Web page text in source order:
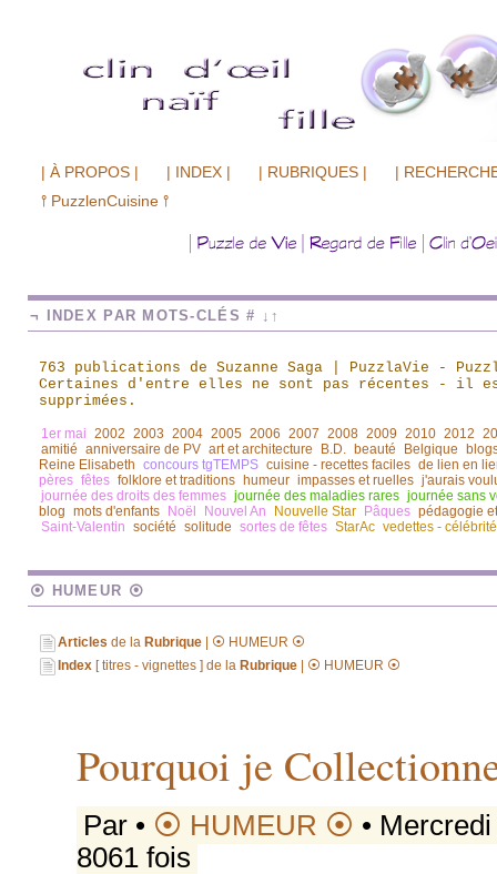
| À PROPOS | | INDEX | | RUBRIQUES |
|
⫯ PuzzlenCuisine ⫯
¬ INDEX PAR MOTS-CLÉS # ↓↑
763 publications de Suzanne Saga | PuzzlaVie -
Certaines d'entre elles ne sont pas récentes
-
il
supprimées.
1er mai 2002 2003 2004 2005 2006 2007 2008 2009 2010 2012
amitié anniversaire de PV art et architecture B.D. beauté Belgique
Reine Elisabeth concours tgTEMPS cuisine - recettes faciles de lien en
pères fêtes folklore et traditions humeur impasses et ruelles j'aurais
journée des droits des femmes journée des maladies rares journée sans
blog mots d'enfants Noël Nouvel An Nouvelle Star Pâques pédagogie
Saint-Valentin société solitude sortes de fêtes StarAc vedettes -
⦿ HUMEUR ⦿
Articles de la Rubrique | ⦿ HUMEUR ⦿
Index [ titres - vignettes ] de la Rubrique | ⦿ HUMEUR ⦿
Pourquoi je
Par • ⦿ HUMEUR ⦿ •
8061 fois